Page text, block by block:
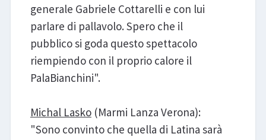
generale Gabriele Cottarelli e con lui
parlare di pallavolo. Spero che il
pubblico si goda questo spettacolo
riempiendo con il proprio calore il
PalaBianchini".
Michal Lasko(Marmi Lanza Verona):
"Sono convinto che quella di Latina sarà